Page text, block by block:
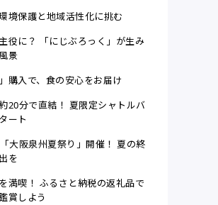
境保護と地域活性化に挑む
役に？ 「にじぶろっく」が生み
景
購入で、食の安心をお届け
20分で直結！ 夏限定シャトルバ
ート
大阪泉州夏祭り」開催！ 夏の終
を
満喫！ ふるさと納税の返礼品で
賞しよう